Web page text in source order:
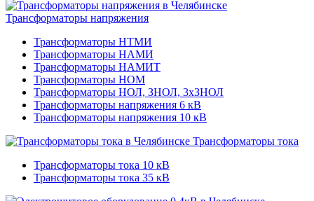
Трансформаторы напряжения
Трансформаторы НТМИ
Трансформаторы НАМИ
Трансформаторы НАМИТ
Трансформаторы НОМ
Трансформаторы НОЛ, ЗНОЛ, 3хЗНОЛ
Трансформаторы напряжения 6 кВ
Трансформаторы напряжения 10 кВ
Трансформаторы тока
Трансформаторы тока 10 кВ
Трансформаторы тока 35 кВ